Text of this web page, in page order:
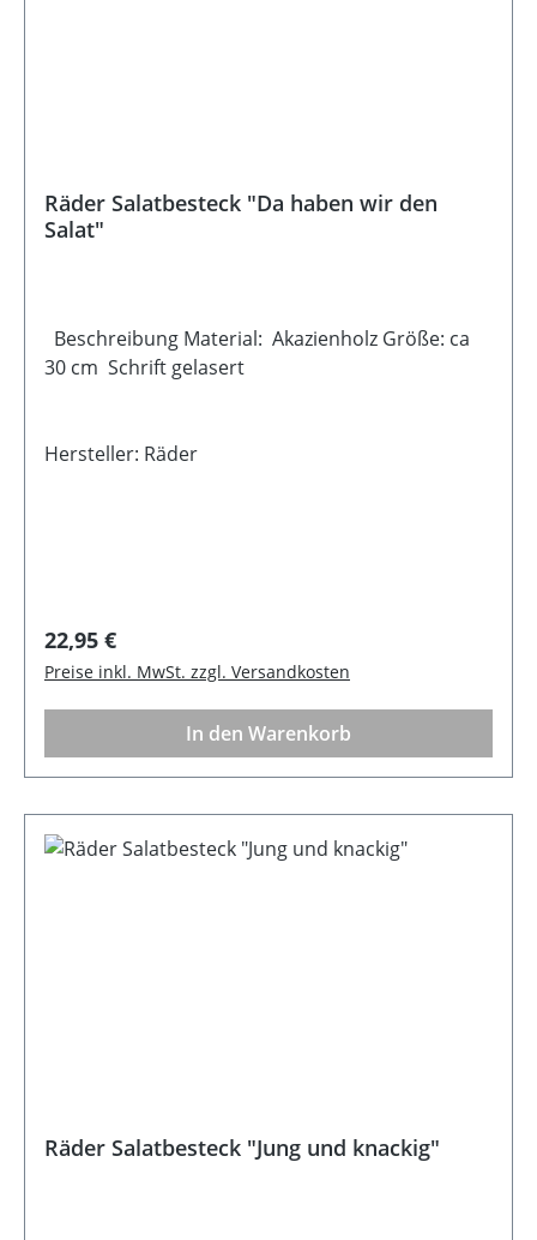
Räder Salatbesteck "Da haben wir den
Salat"
Beschreibung Material: Akazienholz Größe: ca
30 cm Schrift gelasert
Hersteller: Räder
Regulärer Preis:
22,95 €
Preise inkl. MwSt. zzgl. Versandkosten
In den Warenkorb
Räder Salatbesteck "Jung und knackig"